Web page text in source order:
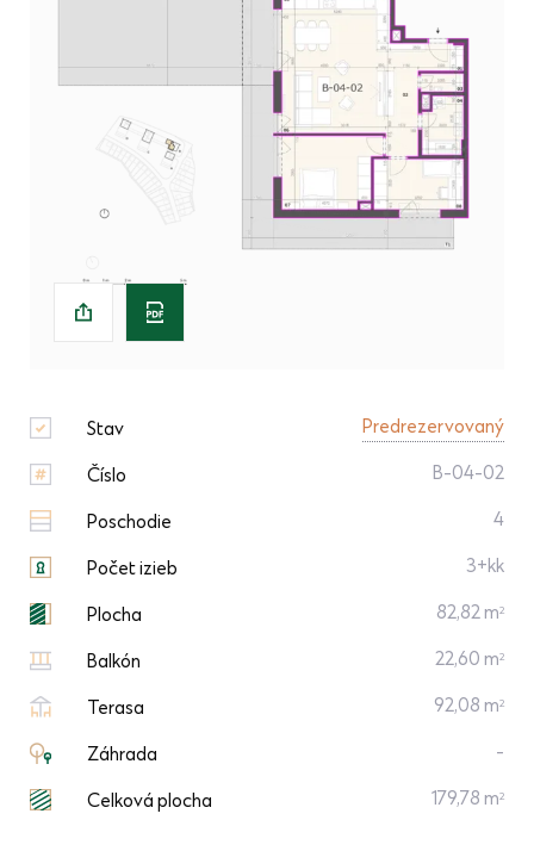
Stav Predrezervovaný
Číslo B-04-02
Poschodie 4
Počet izieb 3+kk
Plocha 82,82 m2
Balkón 22,60 m2
Terasa 92,08 m2
Záhrada -
Celková plocha 179,78 m2